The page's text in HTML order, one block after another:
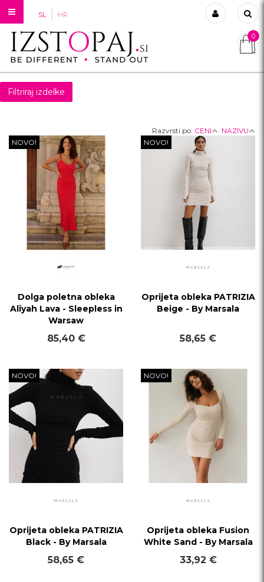
SL HR
Prijavi se
0
Filtriraj izdelke
Razvrsti po: CENI
NAZIVU
NOVO!
Dolga poletna obleka
Aliyah Lava - Sleepless in
Warsaw
85,40 €
NOVO!
Oprijeta obleka PATRIZIA
Beige - By Marsala
58,65 €
NOVO!
Oprijeta obleka PATRIZIA
Black - By Marsala
58,65 €
NOVO!
Oprijeta obleka Fusion
White Sand - By Marsala
33,92 €